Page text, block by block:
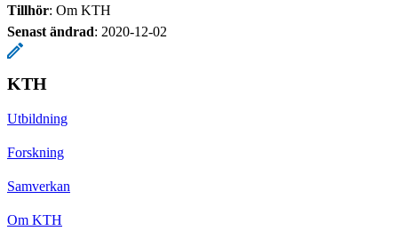
Tillhör: Om KTH
Senast ändrad: 2020-12-02
KTH
Utbildning
Forskning
Samverkan
Om KTH